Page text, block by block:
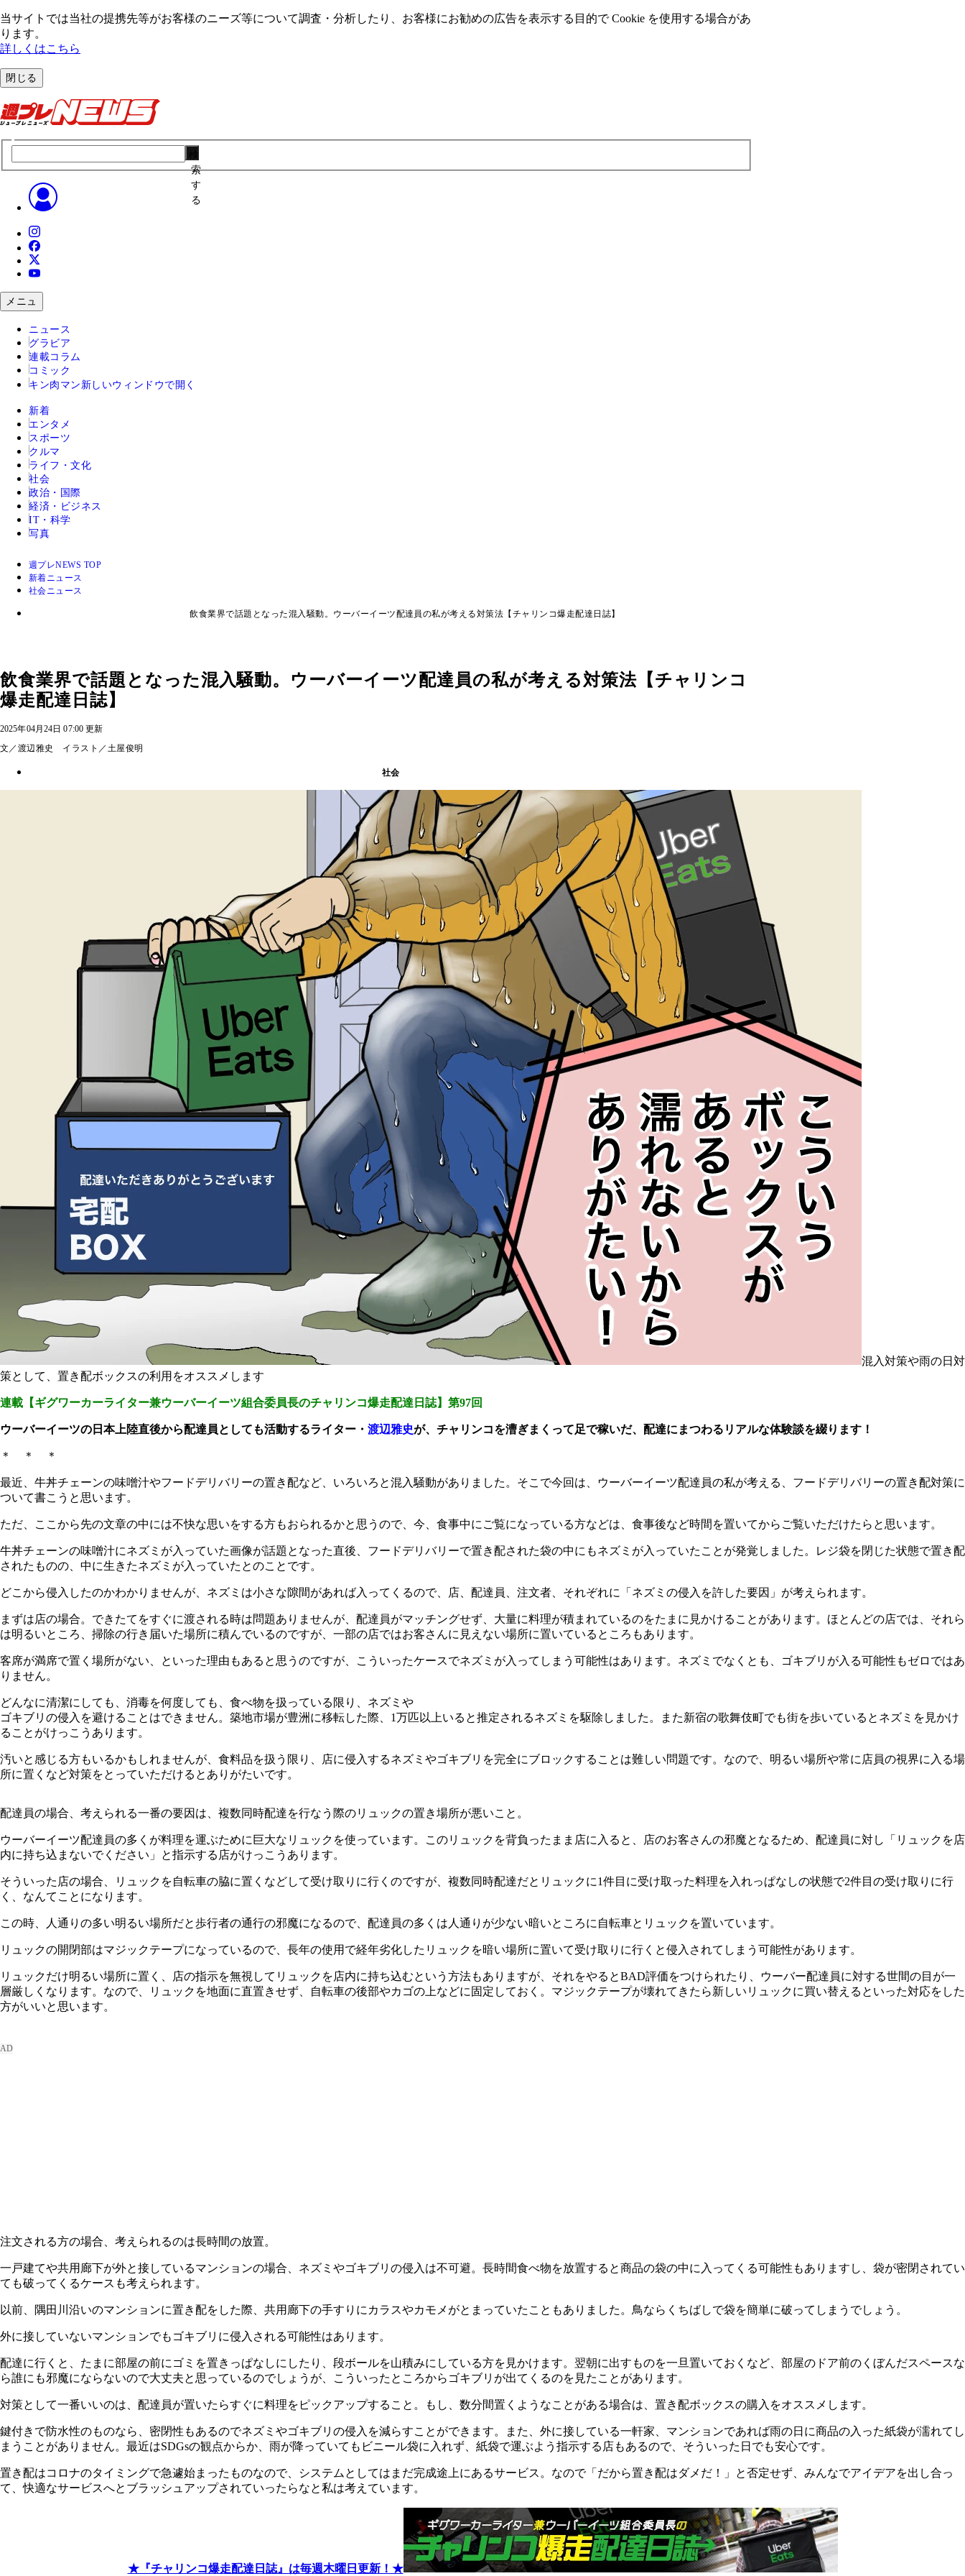
当サイトでは当社の提携先等がお客様のニーズ等について調査・分析したり、お客様にお勧めの広告を表⽰する⽬的で Cookie を使⽤する場合があ
ります。
詳しくはこちら
閉じる
索
す
る
メニュ
ニュース
グラビア
連載コラム
コミック
キン肉マン 新しいウィンドウで開く
新着
エンタメ
スポーツ
クルマ
ライフ・文化
社会
政治・国際
経済・ビジネス
IT・科学
写真
週プレNEWS TOP
新着ニュース
社会ニュース
飲食業界で話題となった混入騒動。ウーバーイーツ配達員の私が考える対策法【チャリンコ爆走配達日誌】
飲食業界で話題となった混入騒動。ウーバーイーツ配達員の私が考える対策法【チャリンコ
爆走配達日誌】
2025年04月24日 07:00 更新
文／渡辺雅史 イラスト／土屋俊明
社会
混入対策や雨の日対
策として、置き配ボックスの利用をオススメします
連載【ギグワーカーライター兼ウーバーイーツ組合委員長のチャリンコ爆走配達日誌】第97回
ウーバーイーツの日本上陸直後から配達員としても活動するライター・ 渡辺雅史が、チャリンコを漕ぎまくって足で稼いだ、配達にまつわるリアルな体験談を綴ります！
＊ ＊ ＊
最近、牛丼チェーンの味噌汁やフードデリバリーの置き配など、いろいろと混入騒動がありました。そこで今回は、ウーバーイーツ配達員の私が考える、フードデリバリーの置き配対策に
ついて書こうと思います。
ただ、ここから先の文章の中には不快な思いをする方もおられるかと思うので、今、食事中にご覧になっている方などは、食事後など時間を置いてからご覧いただけたらと思います。
牛丼チェーンの味噌汁にネズミが入っていた画像が話題となった直後、フードデリバリーで置き配された袋の中にもネズミが入っていたことが発覚しました。レジ袋を閉じた状態で置き配
されたものの、中に生きたネズミが入っていたとのことです。
どこから侵入したのかわかりませんが、ネズミは小さな隙間があれば入ってくるので、店、配達員、注文者、それぞれに「ネズミの侵入を許した要因」が考えられます。
まずは店の場合。できたてをすぐに渡される時は問題ありませんが、配達員がマッチングせず、大量に料理が積まれているのをたまに見かけることがあります。ほとんどの店では、それら
は明るいところ、掃除の行き届いた場所に積んでいるのですが、一部の店ではお客さんに見えない場所に置いているところもあります。
客席が満席で置く場所がない、といった理由もあると思うのですが、こういったケースでネズミが入ってしまう可能性はあります。ネズミでなくとも、ゴキブリが入る可能性もゼロではあ
りません。
どんなに清潔にしても、消毒を何度しても、食べ物を扱っている限り、ネズミや
ゴキブリの侵入を避けることはできません。築地市場が豊洲に移転した際、1万匹以上いると推定されるネズミを駆除しました。また新宿の歌舞伎町でも街を歩いているとネズミを見かけ
ることがけっこうあります。
汚いと感じる方もいるかもしれませんが、食料品を扱う限り、店に侵入するネズミやゴキブリを完全にブロックすることは難しい問題です。なので、明るい場所や常に店員の視界に入る場
所に置くなど対策をとっていただけるとありがたいです。
配達員の場合、考えられる一番の要因は、複数同時配達を行なう際のリュックの置き場所が悪いこと。
ウーバーイーツ配達員の多くが料理を運ぶために巨大なリュックを使っています。このリュックを背負ったまま店に入ると、店のお客さんの邪魔となるため、配達員に対し「リュックを店
内に持ち込まないでください」と指示する店がけっこうあります。
そういった店の場合、リュックを自転車の脇に置くなどして受け取りに行くのですが、複数同時配達だとリュックに1件目に受け取った料理を入れっぱなしの状態で2件目の受け取りに行
く、なんてことになります。
この時、人通りの多い明るい場所だと歩行者の通行の邪魔になるので、配達員の多くは人通りが少ない暗いところに自転車とリュックを置いています。
リュックの開閉部はマジックテープになっているので、長年の使用で経年劣化したリュックを暗い場所に置いて受け取りに行くと侵入されてしまう可能性があります。
リュックだけ明るい場所に置く、店の指示を無視してリュックを店内に持ち込むという方法もありますが、それをやるとBAD評価をつけられたり、ウーバー配達員に対する世間の目が一
層厳しくなります。なので、リュックを地面に直置きせず、自転車の後部やカゴの上などに固定しておく。マジックテープが壊れてきたら新しいリュックに買い替えるといった対応をした
方がいいと思います。
注文される方の場合、考えられるのは長時間の放置。
一戸建てや共用廊下が外と接しているマンションの場合、ネズミやゴキブリの侵入は不可避。長時間食べ物を放置すると商品の袋の中に入ってくる可能性もありますし、袋が密閉されてい
ても破ってくるケースも考えられます。
以前、隅田川沿いのマンションに置き配をした際、共用廊下の手すりにカラスやカモメがとまっていたこともありました。鳥ならくちばしで袋を簡単に破ってしまうでしょう。
外に接していないマンションでもゴキブリに侵入される可能性はあります。
配達に行くと、たまに部屋の前にゴミを置きっぱなしにしたり、段ボールを山積みにしている方を見かけます。翌朝に出すものを一旦置いておくなど、部屋のドア前のくぼんだスペースな
ら誰にも邪魔にならないので大丈夫と思っているのでしょうが、こういったところからゴキブリが出てくるのを見たことがあります。
対策として一番いいのは、配達員が置いたらすぐに料理をピックアップすること。もし、数分間置くようなことがある場合は、置き配ボックスの購入をオススメします。
鍵付きで防水性のものなら、密閉性もあるのでネズミやゴキブリの侵入を減らすことができます。また、外に接している一軒家、マンションであれば雨の日に商品の入った紙袋が濡れてし
まうことがありません。最近はSDGsの観点からか、雨が降っていてもビニール袋に入れず、紙袋で運ぶよう指示する店もあるので、そういった日でも安心です。
置き配はコロナのタイミングで急遽始まったものなので、システムとしてはまだ完成途上にあるサービス。なので「だから置き配はダメだ！」と否定せず、みんなでアイデアを出し合っ
て、快適なサービスへとブラッシュアップされていったらなと私は考えています。
★『チャリンコ爆走配達日誌』は毎週木曜日更新！★